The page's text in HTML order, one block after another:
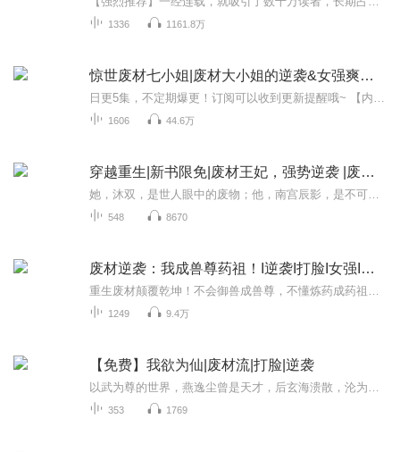
1336 1161.8万
惊世废材七小姐|废材大小姐的逆袭&女强爽文| AI电子书
1606 44.6万
穿越重生|新书限免|废材王妃，强势逆袭 |废材王妃万万岁
548 8670
废材逆袭：我成兽尊药祖！I逆袭I打脸I女强I免费
1249 9.4万
【免费】我欲为仙|废材流|打脸|逆袭
353 1769